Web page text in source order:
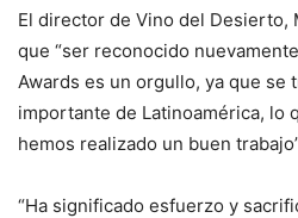
El director de Vino del Desierto,
que “ser reconocido
Awards es un orgullo, ya que se
importante de Latinoamérica, lo
hemos realizado un buen
“Ha significado esfuerzo y